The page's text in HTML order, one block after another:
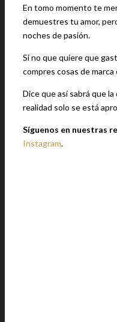
En tomo momento te
demuestres tu amor,
noches de pasión.
Si no que quiere que
compres cosas de
Dice que así sabrá que
realidad solo se está
Síguenos en nuestras
Instagram.